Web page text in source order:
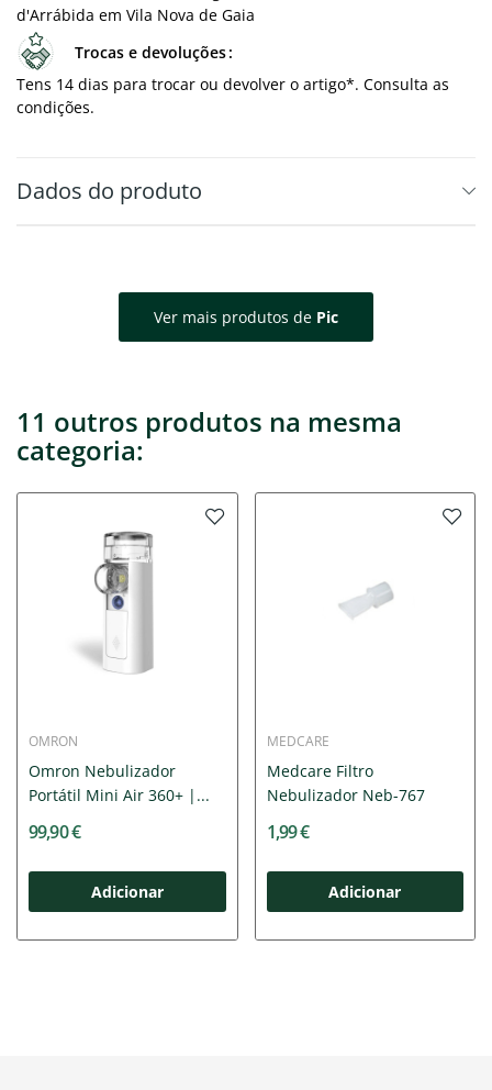
d'Arrábida em Vila Nova de Gaia
Trocas e devoluções
Tens 14 dias para trocar ou devolver o artigo*. Consulta as
condições.
Dados do produto
Ver mais produtos de Pic
11 outros produtos na mesma
categoria:
OMRON
Omron Nebulizador
Portátil Mini Air 360+ |...
99,90 €
Adicionar
MEDCARE
Medcare Filtro
Nebulizador Neb-767
1,99 €
Adicionar